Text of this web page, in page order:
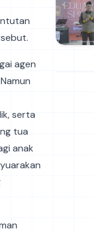
agen
serta
tua
anak